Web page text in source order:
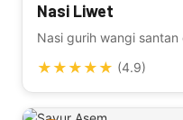
Nasi Liwet
Nasi gurih wangi
★ ★ ★ ★ ★ (4.9)